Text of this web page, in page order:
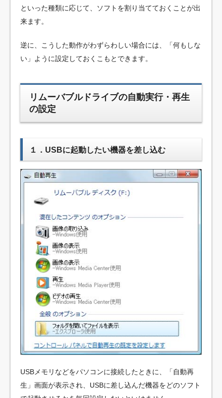
といった種類に応じて、ソフトを割り当てておくことが出
来ます。
逆に、こうした動作がわずらわしい場合には、「何もしな
い」ように設定しておくこもとできます。
リムーバブルドライブの自動実行・再生
の設定
１．USBに起動したい機器を差し込む
USBメモリなどをパソコンに接続したときに、「自動再
生」画面が表示され、USBに差し込んだ機器をどのソフト